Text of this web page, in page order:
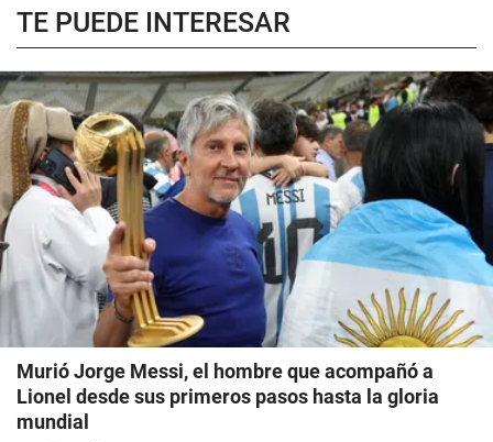
TE PUEDE INTERESAR
Murió Jorge Messi, el hombre que acompañó a
Lionel desde sus primeros pasos hasta la gloria
mundial